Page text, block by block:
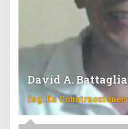
David A. Battaglia
Ing. En